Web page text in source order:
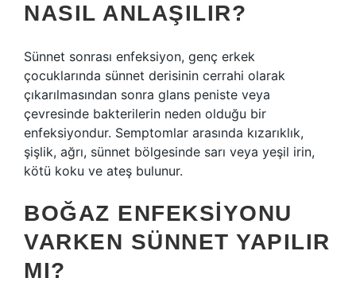
NASIL ANLAŞILIR?
Sünnet sonrası enfeksiyon, genç erkek
çocuklarında sünnet derisinin cerrahi olarak
çıkarılmasından sonra glans peniste veya
çevresinde bakterilerin neden olduğu bir
enfeksiyondur. Semptomlar arasında kızarıklık,
şişlik, ağrı, sünnet bölgesinde sarı veya yeşil irin,
kötü koku ve ateş bulunur.
BOĞAZ ENFEKSIYONU
VARKEN SÜNNET YAPILIR
MI?